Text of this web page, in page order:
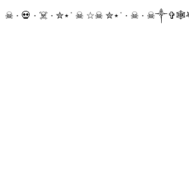
☠ · 💀 · ☠️ · ✮⋆˙ ☠︎︎ ☆☠︎ ✮⋆˙ · ☠︎ ·